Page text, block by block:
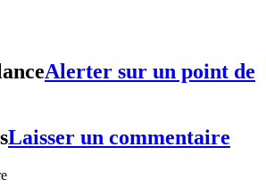
Alerter sur un point de
Laisser un commentaire